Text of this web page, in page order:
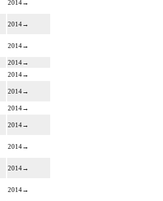
2014→
2014→
2014→
2014→
2014→
2014→
2014→
2014→
2014→
2014→
2014→